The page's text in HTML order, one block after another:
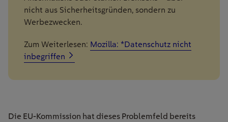
nicht aus Sicherheitsgründen, sondern zu
Werbezwecken.
Zum Weiterlesen: Mozilla: *Datenschutz nicht
inbegriffen
Die EU-Kommission hat dieses Problemfeld bereits